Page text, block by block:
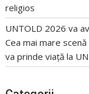
religios
UNTOLD 2026 va
Cea mai mare
va prinde viață la